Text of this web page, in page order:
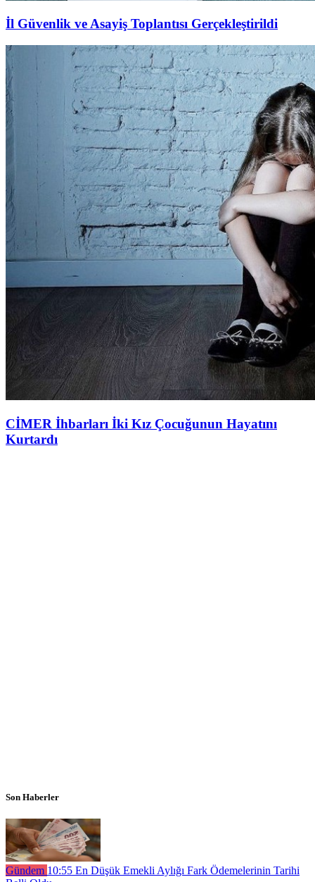
İl Güvenlik ve Asayiş Toplantısı Gerçekleştirildi
CİMER İhbarları İki Kız Çocuğunun Hayatını
Kurtardı
Son Haberler
Gündem 10:55 En Düşük Emekli Aylığı Fark Ödemelerinin Tarihi